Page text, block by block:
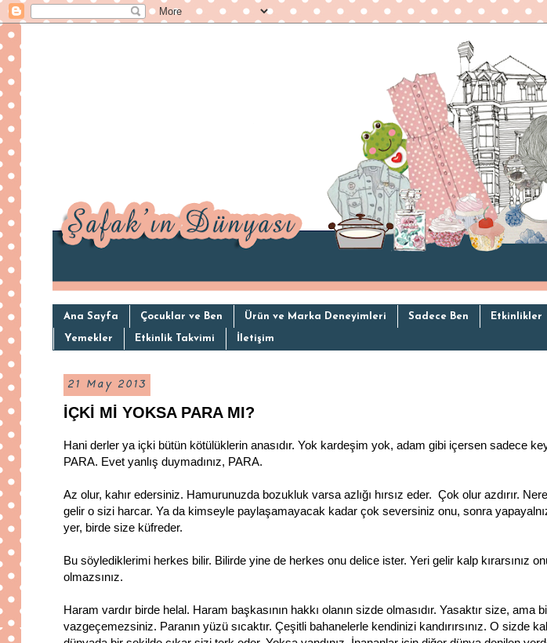
Ana Sayfa Çocuklar ve Ben Ürün ve Marka Deneyimleri Sadece Ben Etkinlikler
Yemekler Etkinlik Takvimi İletişim
21 May 2013
İÇKİ Mİ YOKSA PARA MI?
Hani derler ya içki bütün kötülüklerin anasıdır. Yok kardeşim yok, adam gibi içersen sadece
PARA. Evet yanlış duymadınız, PARA.
Az olur, kahır edersiniz. Hamurunuzda bozukluk varsa azlığı hırsız eder. Çok olur azdırır.
gelir o sizi harcar. Ya da kimseyle paylaşamayacak kadar çok seversiniz onu, sonra
yer, birde size küfreder.
Bu söylediklerimi herkes bilir. Bilirde yine de herkes onu delice ister. Yeri gelir kalp kırarsınız
olmazsınız.
Haram vardır birde helal. Haram başkasının hakkı olanın sizde olmasıdır. Yasaktır size,
vazgeçemezsiniz. Paranın yüzü sıcaktır. Çeşitli bahanelerle kendinizi kandırırsınız. O sizde